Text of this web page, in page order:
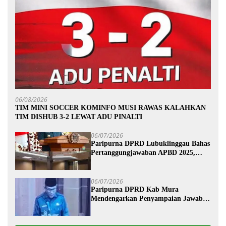
06/08/2026
TIM MINI SOCCER KOMINFO MUSI RAWAS KALAHKAN
TIM DISHUB 3-2 LEWAT ADU PINALTI
06/07/2026
Paripurna DPRD Lubuklinggau Bahas
Pertanggungjawaban APBD 2025,
06/07/2026
Paripurna DPRD Kab Mura
Mendengarkan Penyampaian Jawaban